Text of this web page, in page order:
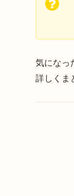
気になっ
詳しくま